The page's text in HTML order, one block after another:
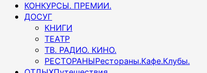
КОНКУРСЫ. ПРЕМИИ.
ДОСУГ
КНИГИ
ТЕАТР
ТВ. РАДИО. КИНО.
РЕСТОРАНЫРестораны.Кафе.Клубы.